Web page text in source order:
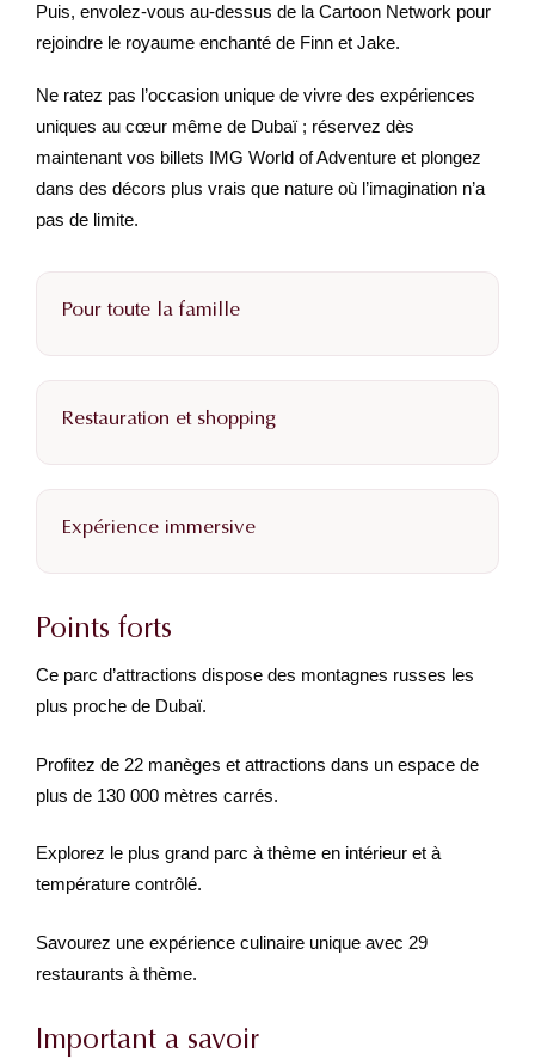
Puis, envolez-vous au-dessus de la Cartoon Network pour
rejoindre le royaume enchanté de Finn et Jake.
Ne ratez pas l’occasion unique de vivre des expériences
uniques au cœur même de Dubaï ; réservez dès
maintenant vos billets IMG World of Adventure et plongez
dans des décors plus vrais que nature où l’imagination n’a
pas de limite.
Pour toute la famille
Restauration et shopping
Expérience immersive
Points forts
Ce parc d’attractions dispose des montagnes russes les
plus proche de Dubaï.
Profitez de 22 manèges et attractions dans un espace de
plus de 130 000 mètres carrés.
Explorez le plus grand parc à thème en intérieur et à
température contrôlé.
Savourez une expérience culinaire unique avec 29
restaurants à thème.
Important a savoir